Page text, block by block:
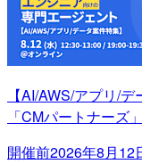
【AI/AWS/アプリ/
「CMパートナーズ
開催前2026年8月12